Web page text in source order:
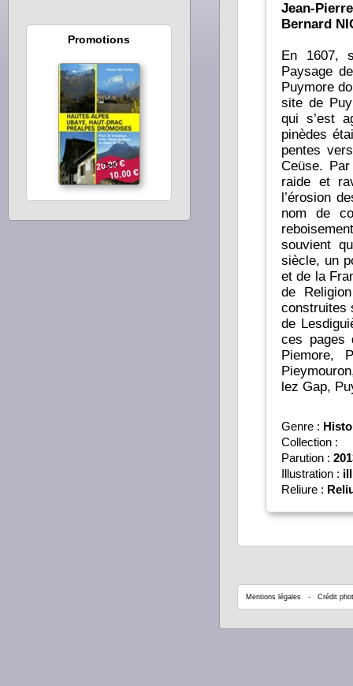
Jean-
Bernard
En 1607,
Paysage
Puymore
site de
qui s’est
pinèdes
pentes
Ceüse.
raide et
l’érosion
nom de
souvient
siècle, un
et de la France ? Dans une période de guerres
de
construites
de
ces pages
Piemore,
lez Gap,
Genre :
Collection :
Parution :
Illustration :
Reliure :
Mentions légales - Crédit
Promotions